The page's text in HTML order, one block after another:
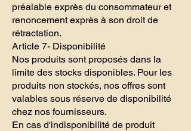
préalable exprès du consommateur et
renoncement exprès à son droit de
rétractation.
Article 7- Disponibilité
Nos produits sont proposés dans la
limite des stocks disponibles. Pour les
produits non stockés, nos offres sont
valables sous réserve de disponibilité
chez nos fournisseurs.
En cas d'indisponibilité de produit